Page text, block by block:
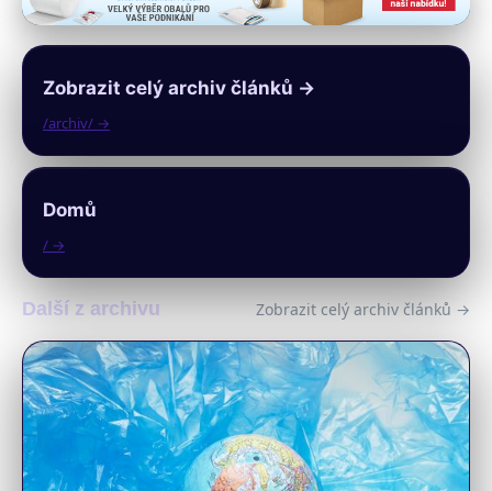
Zobrazit celý archiv článků →
/archiv/ →
Domů
/ →
Další z archivu Zobrazit celý archiv článků →